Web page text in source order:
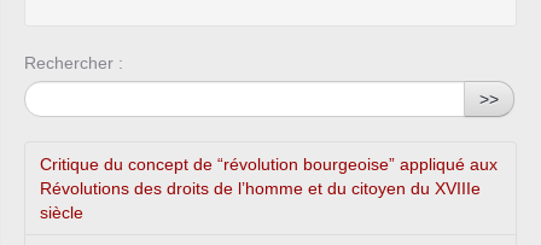
Rechercher :
>>
Critique du concept de “révolution bourgeoise” appliqué aux
Révolutions des droits de l’homme et du citoyen du XVIIIe
siècle